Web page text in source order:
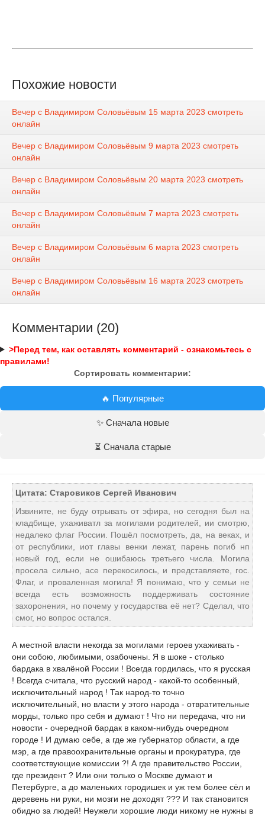
Похожие новости
Вечер с Владимиром Соловьёвым 15 марта 2023 смотреть
онлайн
Вечер с Владимиром Соловьёвым 9 марта 2023 смотреть
онлайн
Вечер с Владимиром Соловьёвым 20 марта 2023 смотреть
онлайн
Вечер с Владимиром Соловьёвым 7 марта 2023 смотреть
онлайн
Вечер с Владимиром Соловьёвым 6 марта 2023 смотреть
онлайн
Вечер с Владимиром Соловьёвым 16 марта 2023 смотреть
онлайн
Комментарии (20)
>Перед тем, как оставлять комментарий - ознакомьтесь с
правилами!
Сортировать комментарии:
🔥 Популярные
✨ Сначала новые
⏳ Сначала старые
Цитата: Старовиков Сергей Иванович
Извините, не буду отрывать от эфира, но сегодня был на
кладбище, ухаживатл за могилами родителей, ии смотрю,
недалеко флаг России. Пошёл посмотреть, да, на веках, и
от республики, иот главы венки лежат, парень погиб нп
новый год, если не ошибаюсь третьего числа. Могила
просела сильно, асе перекосилось, и представляете, гос.
Флаг, и проваленная могила! Я понимаю, что у семьи не
всегда есть возможность поддерживать состояние
захоронения, но почему у государства её нет? Сделал, что
смог, но вопрос остался.
А местной власти некогда за могилами героев ухаживать -
они собою, любимыми, озабочены. Я в шоке - столько
бардака в хвалёной России ! Всегда гордилась, что я русская
! Всегда считала, что русский народ - какой-то особенный,
исключительный народ ! Так народ-то точно
исключительный, но власти у этого народа - отвратительные
морды, только про себя и думают ! Что ни передача, что ни
новости - очередной бардак в каком-нибудь очередном
городе ! И думаю себе, а где же губернатор области, а где
мэр, а где правоохранительные органы и прокуратура, где
соответствующие комиссии ?! А где правительство России,
где президент ? Или они только о Москве думают и
Петербурге, а до маленьких городишек и уж тем более сёл и
деревень ни руки, ни мозги не доходят ??? И так становится
обидно за людей! Неужели хорошие люди никому не нужны в